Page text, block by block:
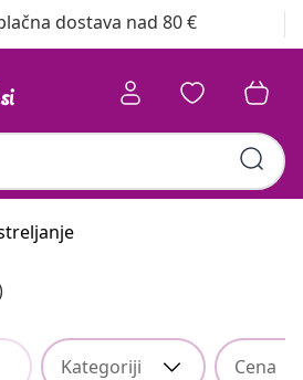
dostava nad 80 €
Kategoriji Cena